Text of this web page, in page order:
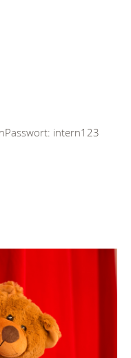
intern123